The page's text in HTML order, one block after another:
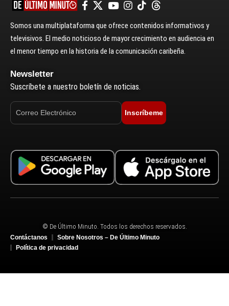
Somos una multiplataforma que ofrece contenidos informativos y
televisivos. El medio noticioso de mayor crecimiento en audiencia en
el menor tiempo en la historia de la comunicación caribeña.
Newsletter
Suscríbete a nuestro boletín de noticias.
Inscríbeme
© De Último Minuto. Todos los derechos reservados.
Contáctanos
Sobre Nosotros – De Último Minuto
Política de privacidad